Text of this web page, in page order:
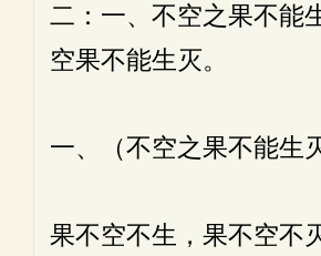
二：一、不空之果不能
空果不能生灭。
一、（不空之果不能生
果不空不生，果不空不